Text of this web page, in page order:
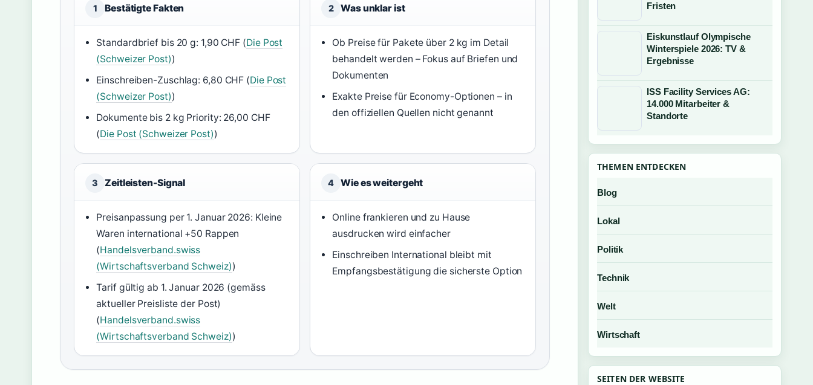
1 Bestätigte Fakten
Standardbrief bis 20 g: 1,90 CHF (Die Post
(Schweizer Post))
Einschreiben-Zuschlag: 6,80 CHF (Die Post
(Schweizer Post))
Dokumente bis 2 kg Priority: 26,00 CHF
(Die Post (Schweizer Post))
2 Was unklar ist
Ob Preise für Pakete über 2 kg im Detail
behandelt werden – Fokus auf Briefen und
Dokumenten
Exakte Preise für Economy-Optionen – in
den offiziellen Quellen nicht genannt
3 Zeitleisten-Signal
Preisanpassung per 1. Januar 2026: Kleine
Waren international +50 Rappen
(Handelsverband.swiss
(Wirtschaftsverband Schweiz))
Tarif gültig ab 1. Januar 2026 (gemäss
aktueller Preisliste der Post)
(Handelsverband.swiss
(Wirtschaftsverband Schweiz))
4 Wie es weitergeht
Online frankieren und zu Hause
ausdrucken wird einfacher
Einschreiben International bleibt mit
Empfangsbestätigung die sicherste Option
Fristen
Eiskunstlauf Olympische
Winterspiele 2026: TV &
Ergebnisse
ISS Facility Services AG:
14.000 Mitarbeiter &
Standorte
THEMEN ENTDECKEN
Blog
Lokal
Politik
Technik
Welt
Wirtschaft
SEITEN DER WEBSITE